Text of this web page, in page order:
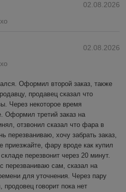
02.08.2026
02.08.2026
Оформил второй заказ, также
продавец сказал что
Через некоторое время
Оформил третий заказ на
отзвонил сказал что фара в
перезваниваю, хочу забрать заказ,
приезжайте, фару вроде как купил
перезвонит через 20 минут.
перезваниваю сам, сказал на
для уточнения. Через пару
говорит пока нет